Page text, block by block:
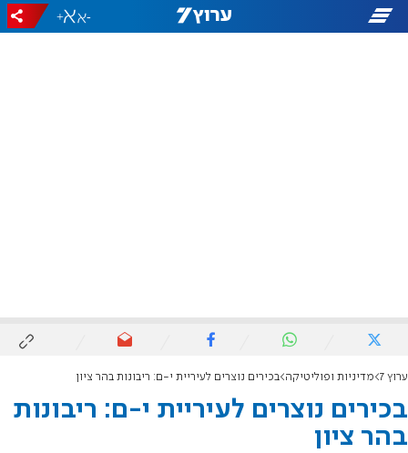
-
+
ערוץ 7 מדיניות ופוליטיקה בכירים נוצרים לעיריית י-ם: ריבונות בהר ציון
בכירים נוצרים לעיריית י-ם: ריבונות
בהר ציון